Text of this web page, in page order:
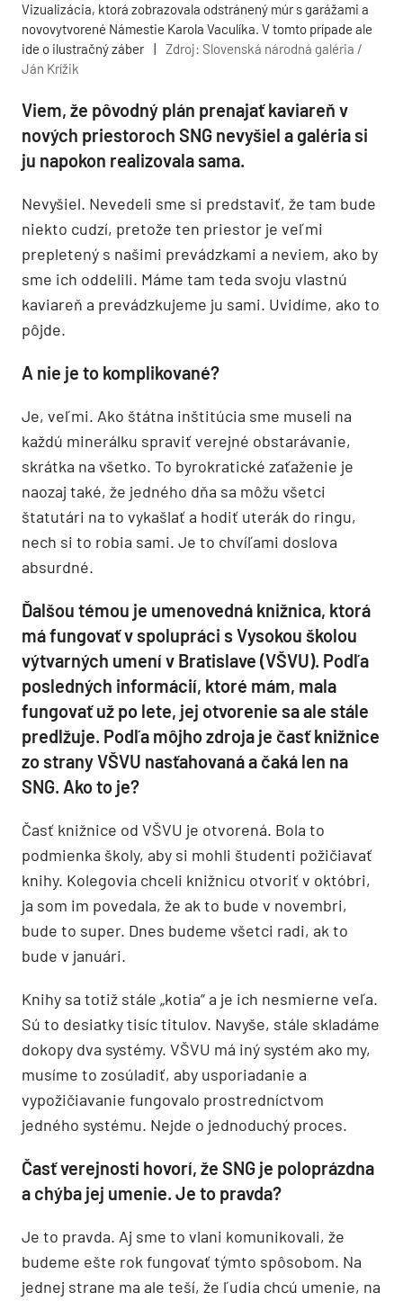
Vizualizácia, ktorá zobrazovala odstránený múr s garážami a
novovytvorené Námestie Karola Vaculíka. V tomto prípade ale
ide o ilustračný záber
|
Zdroj: Slovenská národná galéria /
Ján Krížik
Viem, že pôvodný plán prenajať kaviareň v
nových priestoroch SNG nevyšiel a galéria si
ju napokon realizovala sama.
Nevyšiel. Nevedeli sme si predstaviť, že tam bude
niekto cudzí, pretože ten priestor je veľmi
prepletený s našimi prevádzkami a neviem, ako by
sme ich oddelili. Máme tam teda svoju vlastnú
kaviareň a prevádzkujeme ju sami. Uvidíme, ako to
pôjde.
A nie je to komplikované?
Je, veľmi. Ako štátna inštitúcia sme museli na
každú minerálku spraviť verejné obstarávanie,
skrátka na všetko. To byrokratické zaťaženie je
naozaj také, že jedného dňa sa môžu všetci
štatutári na to vykašlať a hodiť uterák do ringu,
nech si to robia sami. Je to chvíľami doslova
absurdné.
Ďalšou témou je umenovedná knižnica, ktorá
má fungovať v spolupráci s Vysokou školou
výtvarných umení v Bratislave (VŠVU). Podľa
posledných informácií, ktoré mám, mala
fungovať už po lete, jej otvorenie sa ale stále
predlžuje. Podľa môjho zdroja je časť knižnice
zo strany VŠVU nasťahovaná a čaká len na
SNG. Ako to je?
Časť knižnice od VŠVU je otvorená. Bola to
podmienka školy, aby si mohli študenti požičiavať
knihy. Kolegovia chceli knižnicu otvoriť v októbri,
ja som im povedala, že ak to bude v novembri,
bude to super. Dnes budeme všetci radi, ak to
bude v januári.
Knihy sa totiž stále „kotia“ a je ich nesmierne veľa.
Sú to desiatky tisíc titulov. Navyše, stále skladáme
dokopy dva systémy. VŠVU má iný systém ako my,
musíme to zosúladiť, aby usporiadanie a
vypožičiavanie fungovalo prostredníctvom
jedného systému. Nejde o jednoduchý proces.
Časť verejnosti hovorí, že SNG je poloprázdna
a chýba jej umenie. Je to pravda?
Je to pravda. Aj sme to vlani komunikovali, že
budeme ešte rok fungovať týmto spôsobom. Na
jednej strane ma ale teší, že ľudia chcú umenie, na